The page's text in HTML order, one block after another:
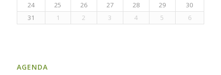
24
25 26 27 28 29
30
31
1 2 3 4 5 6
AGENDA